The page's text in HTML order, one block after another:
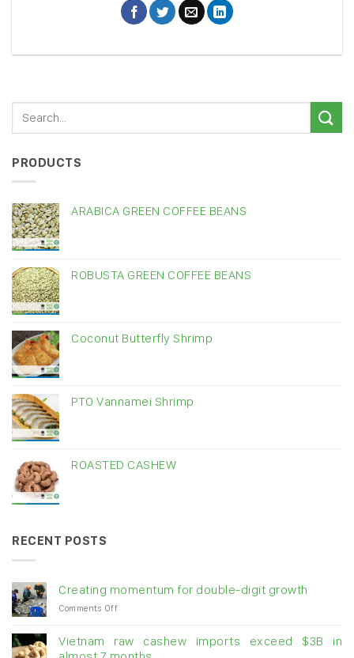
PRODUCTS
ARABICA GREEN COFFEE BEANS
ROBUSTA GREEN COFFEE BEANS
Coconut Butterfly Shrimp
PTO Vannamei Shrimp
ROASTED CASHEW
RECENT POSTS
Creating momentum for double-digit growth
Comments Offon
for
Vietnam raw cashew imports exceed $3B in